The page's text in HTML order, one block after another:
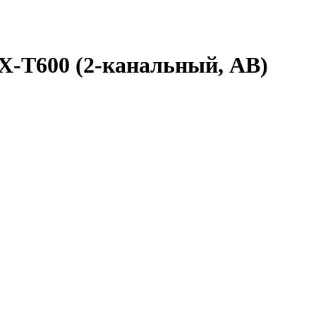
T600 (2-канальный, АВ)